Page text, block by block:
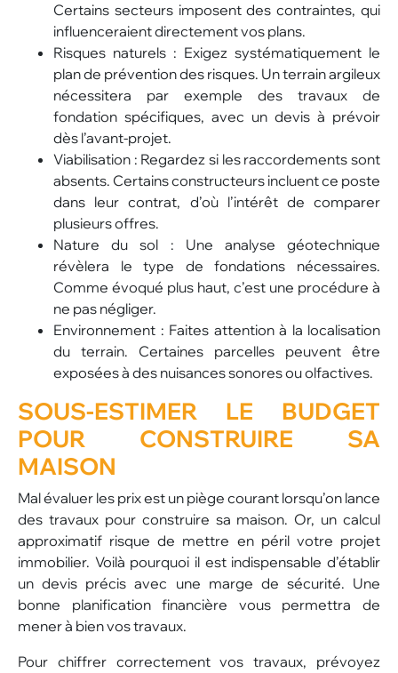
Certains secteurs imposent des contraintes, qui
influenceraient directement vos plans.
Risques naturels : Exigez systématiquement le
plan de prévention des risques. Un terrain argileux
nécessitera par exemple des travaux de
fondation spécifiques, avec un devis à prévoir
dès l’avant-projet.
Viabilisation : Regardez si les raccordements sont
absents. Certains constructeurs incluent ce poste
dans leur contrat, d’où l’intérêt de comparer
plusieurs offres.
Nature du sol : Une analyse géotechnique
révèlera le type de fondations nécessaires.
Comme évoqué plus haut, c’est une procédure à
ne pas négliger.
Environnement : Faites attention à la localisation
du terrain. Certaines parcelles peuvent être
exposées à des nuisances sonores ou olfactives.
SOUS-ESTIMER LE BUDGET
POUR CONSTRUIRE SA
MAISON
Mal évaluer les prix est un piège courant lorsqu’on lance
des travaux pour construire sa maison. Or, un calcul
approximatif risque de mettre en péril votre projet
immobilier. Voilà pourquoi il est indispensable d’établir
un devis précis avec une marge de sécurité. Une
bonne planification financière vous permettra de
mener à bien vos travaux.
Pour chiffrer correctement vos travaux, prévoyez